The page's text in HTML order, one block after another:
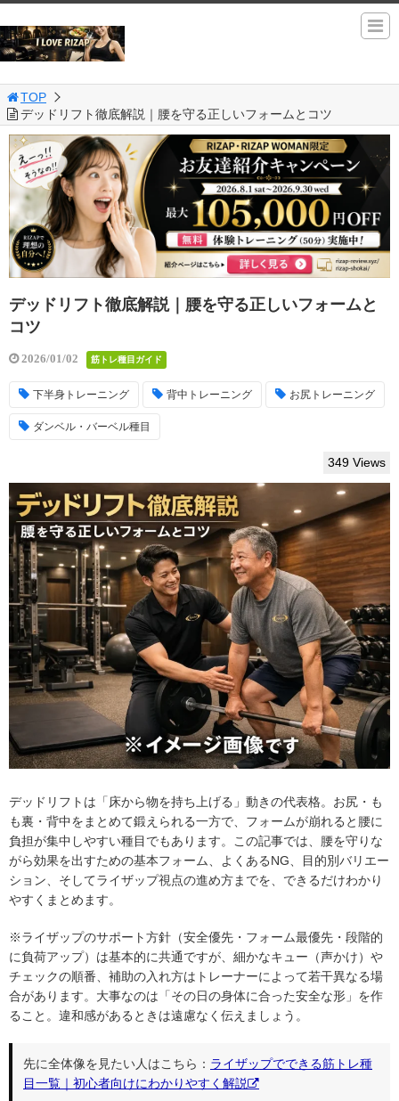
TOP
デッドリフト徹底解説｜腰を守る正しいフォームとコツ
デッドリフト徹底解説｜腰を守る正しいフォームと
コツ
2026/01/02 筋トレ種目ガイド
下半身トレーニング 背中トレーニング お尻トレーニング
ダンベル・バーベル種目
349 Views
デッドリフトは「床から物を持ち上げる」動きの代表格。お尻・も
も裏・背中をまとめて鍛えられる一方で、フォームが崩れると腰に
負担が集中しやすい種目でもあります。この記事では、腰を守りな
がら効果を出すための基本フォーム、よくあるNG、目的別バリエー
ション、そしてライザップ視点の進め方までを、できるだけわかり
やすくまとめます。
※ライザップのサポート方針（安全優先・フォーム最優先・段階的
に負荷アップ）は基本的に共通ですが、細かなキュー（声かけ）や
チェックの順番、補助の入れ方はトレーナーによって若干異なる場
合があります。大事なのは「その日の身体に合った安全な形」を作
ること。違和感があるときは遠慮なく伝えましょう。
先に全体像を見たい人はこちら： ライザップでできる筋トレ種
目一覧｜初心者向けにわかりやすく解説